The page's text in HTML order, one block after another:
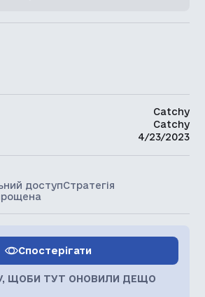
Catchy
Catchy
4/23/2023
доступСтратегія
Спостерігати
ЩОБИ ТУТ ОНОВИЛИ ДЕЩО